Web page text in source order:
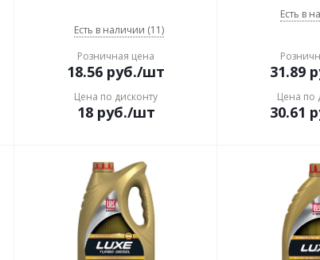
Есть в наличии (11)
Розничная цена
18.56 руб./шт
Цена по дисконту
18руб./шт
Есть в
31.89
Цена по
30.61